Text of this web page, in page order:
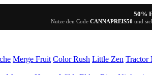
50%
Nutze den Code CANNAPREIS50 und
Merge Fruit Color Rush Little Zen Tractor